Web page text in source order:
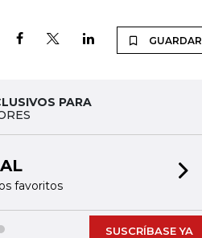
GUARDAR
PARA
favoritos
SUSCRÍBASE YA